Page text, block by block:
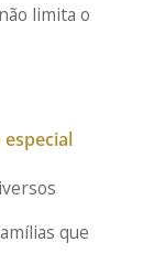
limita o
que